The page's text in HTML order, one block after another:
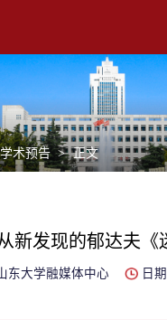
学术预告 > 正文
新发现的郁达夫《
东大学融媒体中心 日